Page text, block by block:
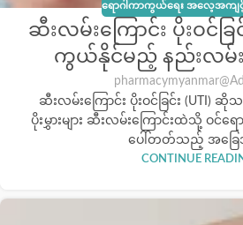
ရောဂါကာကွယ်ရေး အလေ့အကျင့်က
ဆီးလမ်းကြောင်း ပိုးဝင်ခ
ကွယ်နိုင်မည့် နည်းလမ်းက
ဆီးလမ်းကြောင်း ပိုးဝင်ခြင်း (UTI)
ပိုးမွှားများ ဆီးလမ်းကြောင်းထဲသို့ ဝင်ရ
ပေါ်တတ်သည့် အခြေ
CONTINUE